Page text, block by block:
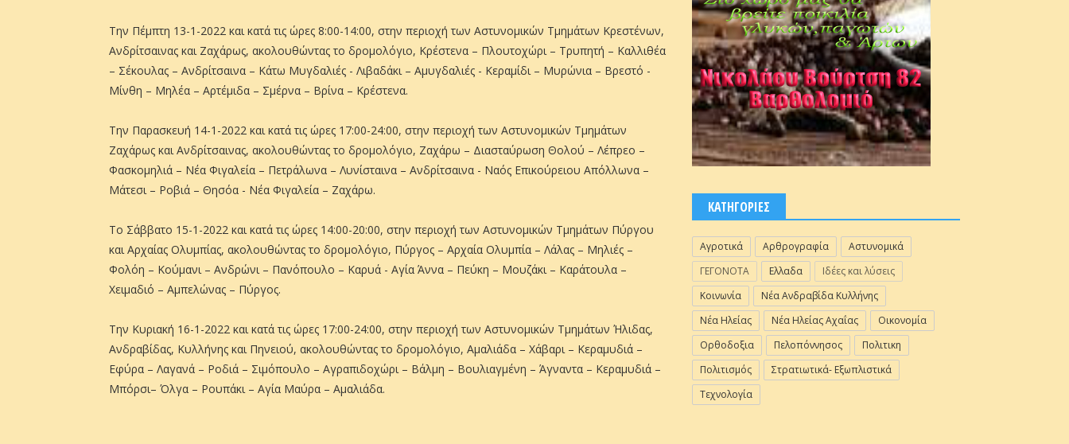
Την Πέμπτη 13-1-2022 και κατά τις ώρες 8:00-14:00, στην περιοχή των Αστυνομικών Τμημάτων Κρεστένων,
Ανδρίτσαινας και Ζαχάρως, ακολουθώντας το δρομολόγιο, Κρέστενα – Πλουτοχώρι – Τρυπητή – Καλλιθέα
– Σέκουλας – Ανδρίτσαινα – Κάτω Μυγδαλιές - Λιβαδάκι – Αμυγδαλιές - Κεραμίδι – Μυρώνια – Βρεστό -
Μίνθη – Μηλέα – Αρτέμιδα – Σμέρνα – Βρίνα – Κρέστενα.
Την Παρασκευή 14-1-2022 και κατά τις ώρες 17:00-24:00, στην περιοχή των Αστυνομικών Τμημάτων
Ζαχάρως και Ανδρίτσαινας, ακολουθώντας το δρομολόγιο, Ζαχάρω – Διασταύρωση Θολού – Λέπρεο –
Φασκομηλιά – Νέα Φιγαλεία – Πετράλωνα – Λυνίσταινα – Ανδρίτσαινα - Ναός Επικούρειου Απόλλωνα –
Μάτεσι – Ροβιά – Θησόα - Νέα Φιγαλεία – Ζαχάρω.
Το Σάββατο 15-1-2022 και κατά τις ώρες 14:00-20:00, στην περιοχή των Αστυνομικών Τμημάτων Πύργου
και Αρχαίας Ολυμπίας, ακολουθώντας το δρομολόγιο, Πύργος – Αρχαία Ολυμπία – Λάλας – Μηλιές –
Φολόη – Κούμανι – Ανδρώνι – Πανόπουλο – Καρυά - Αγία Άννα – Πεύκη – Μουζάκι – Καράτουλα –
Χειμαδιό – Αμπελώνας – Πύργος.
Την Κυριακή 16-1-2022 και κατά τις ώρες 17:00-24:00, στην περιοχή των Αστυνομικών Τμημάτων Ήλιδας,
Ανδραβίδας, Κυλλήνης και Πηνειού, ακολουθώντας το δρομολόγιο, Αμαλιάδα – Χάβαρι – Κεραμυδιά –
Εφύρα – Λαγανά – Ροδιά – Σιμόπουλο – Αγραπιδοχώρι – Βάλμη – Βουλιαγμένη – Άγναντα – Κεραμυδιά –
Μπόρσι– Όλγα – Ρουπάκι – Αγία Μαύρα – Αμαλιάδα.
ΚΑΤΗΓΟΡΙΕΣ
Αγροτικά Αρθρογραφία
Αστυνομικά
ΓΕΓΟΝΟΤΑ
Ελλαδα
Ιδέες και λύσεις
Κοινωνία
Νέα Ανδραβίδα Κυλλήνης
Νέα Ηλείας
Νέα Ηλείας Αχαΐας
Οικονομία
Ορθοδοξια
Πελοπόννησος
Πολιτικη
Πολιτισμός
Στρατιωτικά- Εξωπλιστικά
Τεχνολογία